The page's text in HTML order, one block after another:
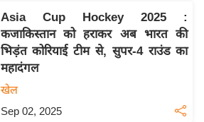
Asia Cup Hockey 2025 :
कजाकिस्तान को हराकर अब भारत की
भिड़ंत कोरियाई टीम से, सुपर-4 राउंड का
महादंगल
खेल
Sep 02, 2025